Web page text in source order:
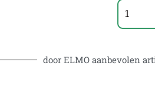
door ELMO aanbevolen